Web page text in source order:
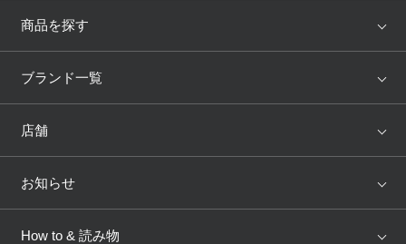
商品を探す
アイテム
トピックス
ブランド一覧
WACOAL
AMPHI une nana cool
店舗
店舗を探す
お知らせ
新着情報
How to & 読み物